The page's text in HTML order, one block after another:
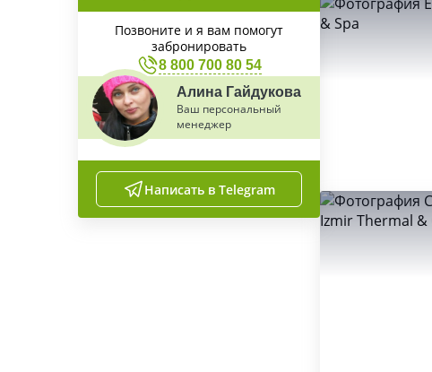
Позвоните и я вам помогут
забронировать
8 800 700 80 54
Алина Гайдукова
Ваш персональный
менеджер
Написать в Telegram